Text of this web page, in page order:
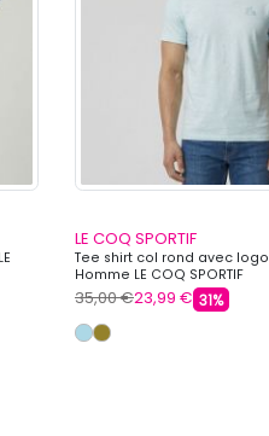
LE COQ SPORTIF
Tee shirt col rond avec
Homme LE COQ SPORTIF
35,00 €23,99 € 31%